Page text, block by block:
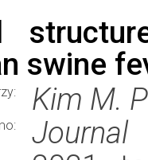
swine
Kim M.